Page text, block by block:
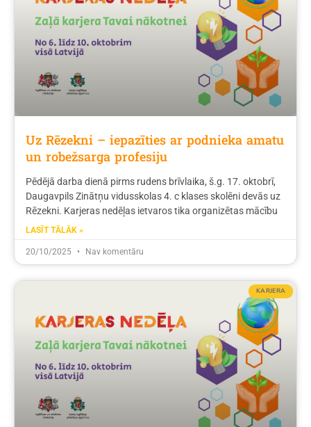
Uz Rēzekni – iepazīties ar podnieka amatu
un robežsarga profesiju
Pēdējā darba dienā pirms rudens brīvlaika, š.g. 17. oktobrī,
Daugavpils Zinātņu vidusskolas 4. c klases skolēni devās uz
Rēzekni. Karjeras nedēļas ietvaros tika organizētas mācību
LASĪT TĀLĀK »
20/10/2025 Nav komentāru
KARJERA